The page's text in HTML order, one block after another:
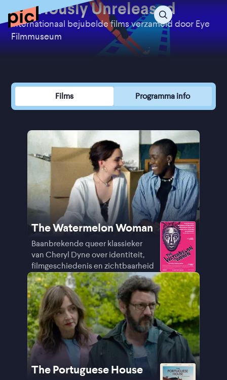
Previously Unreleased
Internationaal bejubelde films verzameld door Eye
Filmmuseum
Films Programma info
The Watermelon Woman
Baanbrekende queer klassieker
van Cheryl Dyne over identiteit,
filmgeschiedenis en zichtbaarheid
The Portuguese House